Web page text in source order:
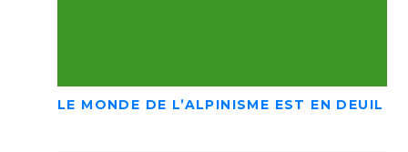
LE MONDE DE L’ALPINISME EST EN DEUIL